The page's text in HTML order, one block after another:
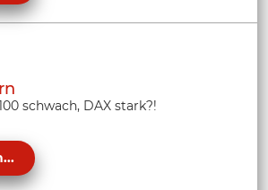
schwach, DAX stark?!